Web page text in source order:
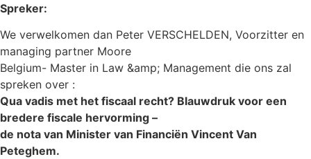
Spreker:
We verwelkomen dan Peter VERSCHELDEN, Voorzitter en
managing partner Moore
Belgium- Master in Law &amp; Management die ons zal
spreken over :
Qua vadis met het fiscaal recht? Blauwdruk voor een
bredere fiscale hervorming –
de nota van Minister van Financiën Vincent Van
Peteghem.